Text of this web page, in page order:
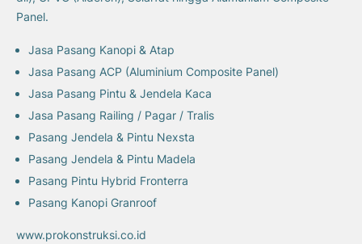
Panel.
Jasa Pasang Kanopi & Atap
Jasa Pasang ACP (Aluminium Composite Panel)
Jasa Pasang Pintu & Jendela Kaca
Jasa Pasang Railing / Pagar / Tralis
Pasang Jendela & Pintu Nexsta
Pasang Jendela & Pintu Madela
Pasang Pintu Hybrid Fronterra
Pasang Kanopi Granroof
www.prokonstruksi.co.id